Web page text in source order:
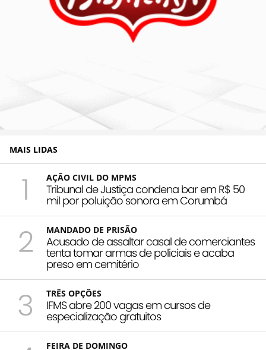
MAIS LIDAS
1 AÇÃO CIVIL DO MPMS
Tribunal de Justiça condena bar em R$ 50
mil por poluição sonora em Corumbá
2 MANDADO DE PRISÃO
Acusado de assaltar casal de comerciantes
tenta tomar armas de policiais e acaba
preso em cemitério
3 TRÊS OPÇÕES
IFMS abre 200 vagas em cursos de
especialização gratuitos
FEIRA DE DOMINGO